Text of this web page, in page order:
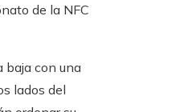
de la NFC
baja con una
lados del